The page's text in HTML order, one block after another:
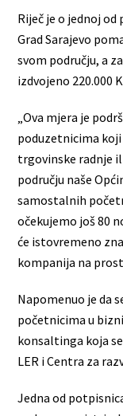
Riječ je o jednoj
Grad Sarajevo
svom području, a
izdvojeno 220.000
„Ova mjera je
poduzetnicima
trgovinske radnje
području naše
samostalnih
očekujemo još 80
će istovremeno
kompanija na
Napomenuo je da
početnicima u
konsaltinga koja
LER i Centra za
Jedna od